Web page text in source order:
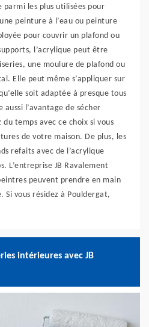
les plus utilisées pour
peinture à l’eau ou peinture
pour couvrir un plafond ou
l’acrylique peut être
une moulure de plafond ou
Elle peut même s’appliquer sur
soit adaptée à presque tous
l’avantage de sécher
temps avec ce choix si vous
de votre maison. De plus, les
refaits avec de l’acrylique
L’entreprise JB Ravalement
peuvent prendre en main
vous résidez à Pouldergat,
intérieures avec JB